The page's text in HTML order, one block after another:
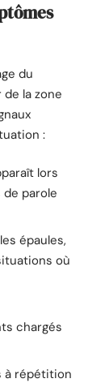
du
la zone
:
lors
parole
épaules,
où
chargés
à répétition